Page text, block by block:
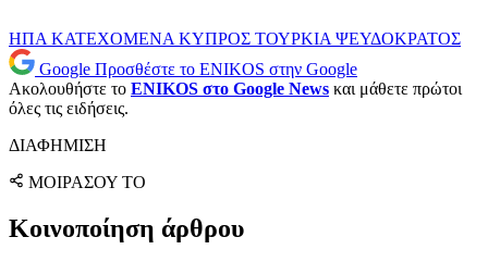
ΗΠΑ ΚΑΤΕΧΟΜΕΝΑ ΚΥΠΡΟΣ ΤΟΥΡΚΙΑ ΨΕΥΔΟΚΡΑΤΟΣ
Google Προσθέστε το ENIKOS στην Google
Ακολουθήστε το ENIKOS στο Google News και μάθετε πρώτοι
όλες τις ειδήσεις.
ΔΙΑΦΗΜΙΣΗ
ΜΟΙΡΑΣΟΥ ΤΟ
Κοινοποίηση άρθρου